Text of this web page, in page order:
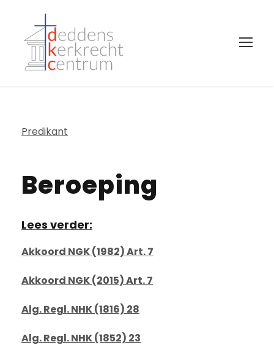
Predikant
Beroeping
Lees verder:
Akkoord NGK (1982) Art. 7
Akkoord NGK (2015) Art. 7
Alg. Regl. NHK (1816) 28
Alg. Regl. NHK (1852) 23